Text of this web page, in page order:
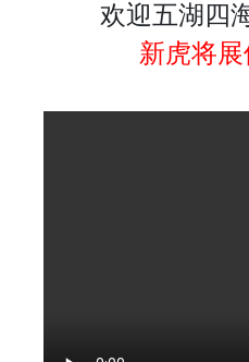
欢迎五湖四
新虎将展